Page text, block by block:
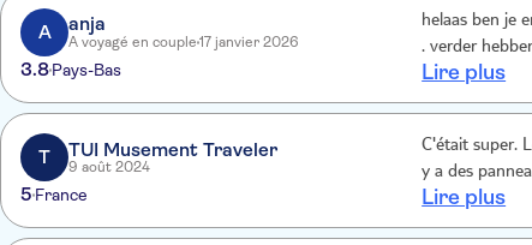
A anja
A voyagé en couple 17 janvier 2026
3.8Pays-Bas
helaas ben je
. verder
Lire plus
T TUI Musement Traveler
9 août 2024
5 France
C'était super.
y a des
Lire plus